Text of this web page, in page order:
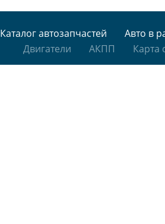
Каталог автозапчастей
Авто в
Двигатели
АКПП Карта